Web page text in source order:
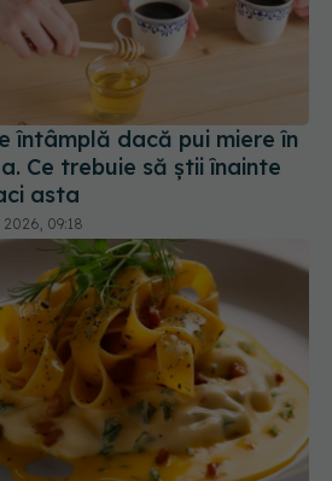
întâmplă dacă pui miere în
Ce trebuie să știi înainte
asta
2026, 09:18